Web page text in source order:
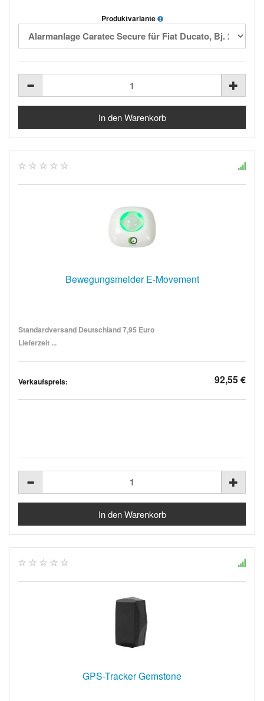
Produktvariante
Bewegungsmelder E-Movement
Standardversand Deutschland 7,95 Euro
Lieferzeit ...
Verkaufspreis: 92,55 €
GPS-Tracker Gemstone